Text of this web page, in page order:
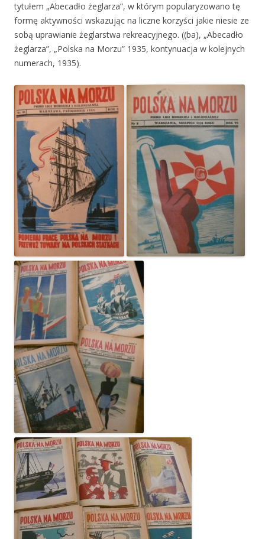
tytułem „Abecadło żeglarza”, w którym popularyzowano tę
formę aktywności wskazując na liczne korzyści jakie niesie ze
sobą uprawianie żeglarstwa rekreacyjnego. ((ba), „Abecadło
żeglarza”, „Polska na Morzu” 1935, kontynuacja w kolejnych
numerach, 1935).